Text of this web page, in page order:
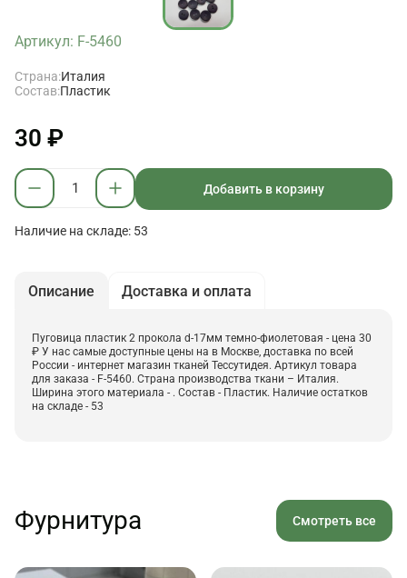
Артикул: F-5460
Страна:Италия
Состав:Пластик
30 ₽
Добавить в корзину
Наличие на складе: 53
Описание Доставка и оплата
Пуговица пластик 2 прокола d-17мм темно-фиолетовая - цена 30
₽ У нас самые доступные цены на в Москве, доставка по всей
России - интернет магазин тканей Тессутидея. Артикул товара
для заказа - F-5460. Страна производства ткани – Италия.
Ширина этого материала - . Состав - Пластик. Наличие остатков
на складе - 53
Фурнитура Смотреть все